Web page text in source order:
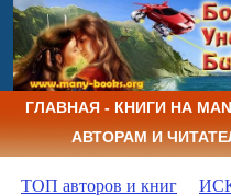
ГЛАВНАЯ - КНИГИ НА
АВТОРАМ И
ТОП авторов и книг